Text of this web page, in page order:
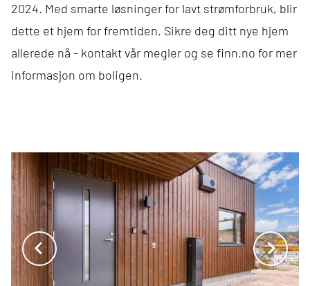
2024. Med smarte løsninger for lavt strømforbruk, blir
dette et hjem for fremtiden. Sikre deg ditt nye hjem
allerede nå - kontakt vår megler og se finn.no for mer
informasjon om boligen.